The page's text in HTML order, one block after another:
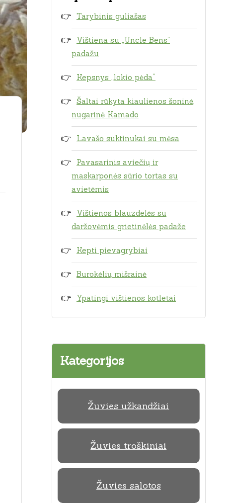
Tarybinis guliašas
Vištiena su „Uncle Bens”
padažu
Kepsnys „lokio pėda“
Šaltai rūkyta kiaulienos šoninė,
nugarinė Kamado
Lavašo suktinukai su mėsa
Pavasarinis aviečių ir
maskarponės sūrio tortas su
avietėmis
Vištienos blauzdelės su
daržovėmis grietinėlės padaže
Kepti pievagrybiai
Burokėlių mišrainė
Ypatingi vištienos kotletai
Kategorijos
Žuvies užkandžiai
Žuvies troškiniai
Žuvies salotos